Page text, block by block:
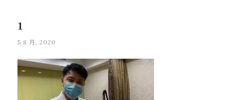
1
5 8 月, 2020